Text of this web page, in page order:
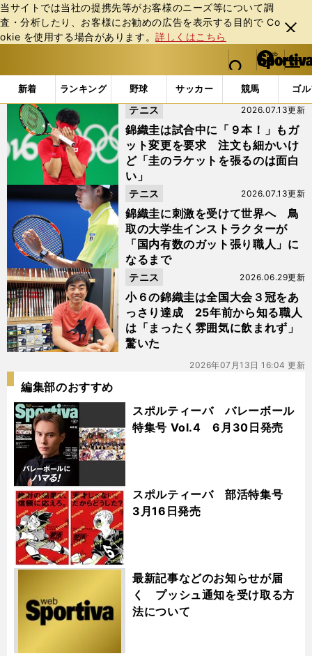
当サイトでは当社の提携先等がお客様のニーズ等について調
査・分析したり、お客様にお勧めの広告を表⽰する⽬的で Co
okie を使⽤する場合があります。詳しくはこちら
閉じ
る
web Sportiva (webスポルティーバ)
検索
マイペ
ー
ジ
メニュ
新着 ランキング 野球 サッカー 競馬 ゴ
b
ス
ポ
ル
テ
ィ
バ
「#ストリンガー」の最新ニュース・ 情報
錦織圭は試合中に「９本！」もガ
ット変更を要求 注文も細かいけ
ど「圭のラケットを張るのは面白
い」
2026.07.13更新
テニス
錦織圭に刺激を受けて世界へ 鳥
取の大学生インストラクターが
「国内有数のガット張り職人」に
なるまで
2026.07.13更新
テニス
小６の錦織圭は全国大会３冠をあ
っさり達成 25年前から知る職人
は「まったく雰囲気に飲まれず」
驚いた
2026.06.29更新
テニス
2026年07月13日 16:04 更新
編集部のおすすめ
スポルティーバ バレーボール
特集号 Vol.4 6月30日発売
スポルティーバ 部活特集号
3月16日発売
最新記事などのお知らせが届
く プッシュ通知を受け取る方
法について